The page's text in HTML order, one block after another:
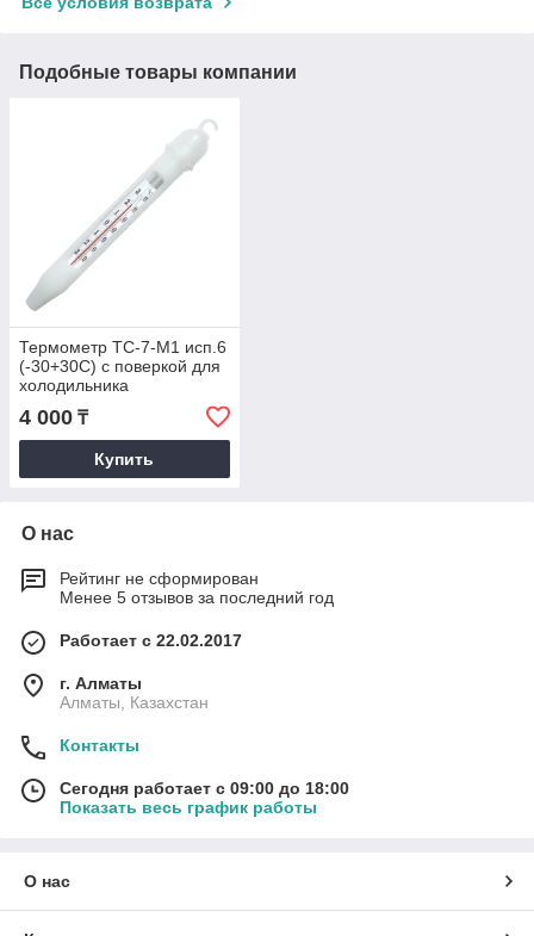
Подобные товары компании
Термометр ТС-7-М1 исп.6
(-30+30С) с поверкой для
холодильника
4 000 ₸
Купить
О нас
Рейтинг не сформирован
Менее 5 отзывов за последний год
Работает с 22.02.2017
г. Алматы
Алматы, Казахстан
Контакты
Сегодня работает с 09:00 до 18:00
Показать весь график работы
О нас